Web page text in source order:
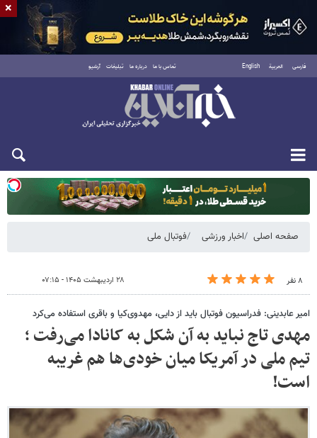
فارسی العربية English تماس با ما درباره ما تبلیغات آرشیو
یکشنبه ۱۸ مرداد ۱۴۰۵
صفحه اصلی اخبار ورزشی فوتبال ملی
۸ نفر ۲۸ اردیبهشت ۱۴۰۵ - ۰۷:۱۵
امیر عابدینی: فدراسیون فوتبال باید از دایی، مهدوی‌کیا و باقری استفاده می‌کرد
مهدی تاج نباید به آن شکل به کانادا می‌رفت ؛
تیم ملی در آمریکا میان خودی‌ها هم غریبه
است!
×